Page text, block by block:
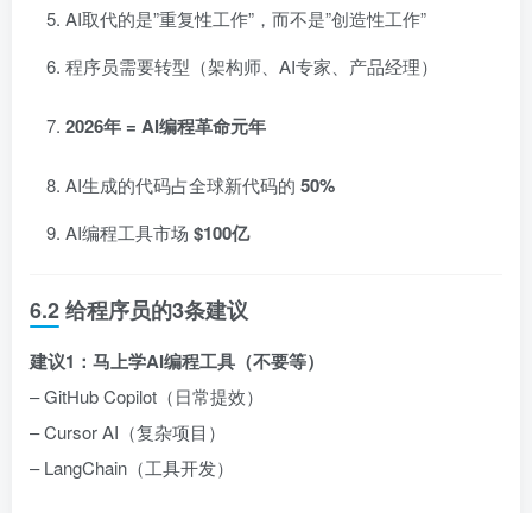
AI取代的是”重复性工作”，而不是”创造性工作”
程序员需要转型（架构师、AI专家、产品经理）
2026年 = AI编程革命元年
AI生成的代码占全球新代码的 50%
AI编程工具市场 $100亿
6.2 给程序员的3条建议
建议1：马上学AI编程工具（不要等）
– GitHub Copilot（日常提效）
– Cursor AI（复杂项目）
– LangChain（工具开发）